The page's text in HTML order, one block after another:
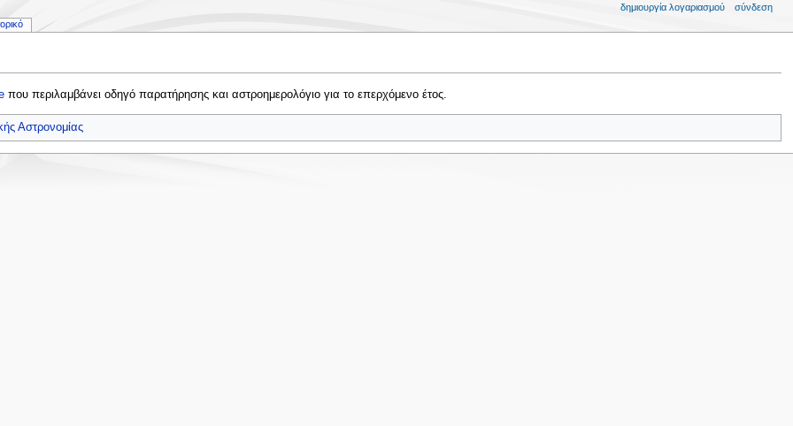
που περιλαμβάνει οδηγό παρατήρησης και αστροημερολόγιο για το επερχόμενο έτος.
Αστρονομίας
δημιουργία λογαριασμού σύνδεση